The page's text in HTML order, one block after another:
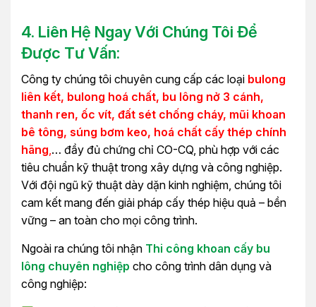
4. Liên Hệ Ngay Với Chúng Tôi Để
Được Tư Vấn:
Công ty chúng tôi chuyên cung cấp các loại bulong
liên kết, bulong hoá chất, bu lông nở 3 cánh,
thanh ren, ốc vít, đất sét chống cháy, mũi khoan
bê tông, súng bơm keo, hoá chất cấy thép chính
hãng,… đầy đủ chứng chỉ CO-CQ, phù hợp với các
tiêu chuẩn kỹ thuật trong xây dựng và công nghiệp.
Với đội ngũ kỹ thuật dày dặn kinh nghiệm, chúng tôi
cam kết mang đến giải pháp cấy thép hiệu quả – bền
vững – an toàn cho mọi công trình.
Ngoài ra chúng tôi nhận Thi công khoan cấy bu
lông chuyên nghiệp cho công trình dân dụng và
công nghiệp: